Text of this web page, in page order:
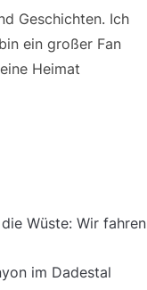
Geschichten. Ich
ein großer Fan
Heimat
Wüste: Wir fahren
im Dadestal